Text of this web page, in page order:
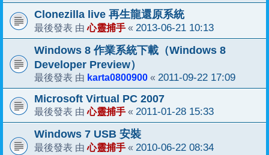
Clonezilla live 再生龍還原系統
最後發表 由心靈捕手 « 2013-06-21 10:13
Windows 8 作業系統下載（Windows 8
Developer Preview）
最後發表 由 karta0800900 « 2011-09-22 17:09
Microsoft Virtual PC 2007
最後發表 由心靈捕手 « 2011-01-28 15:33
Windows 7 USB 安裝
最後發表 由心靈捕手 « 2010-06-22 08:34